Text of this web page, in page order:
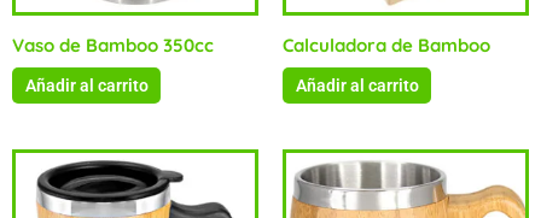
Vaso de Bamboo 350cc
Añadir al carrito
Calculadora de Bamboo
Añadir al carrito